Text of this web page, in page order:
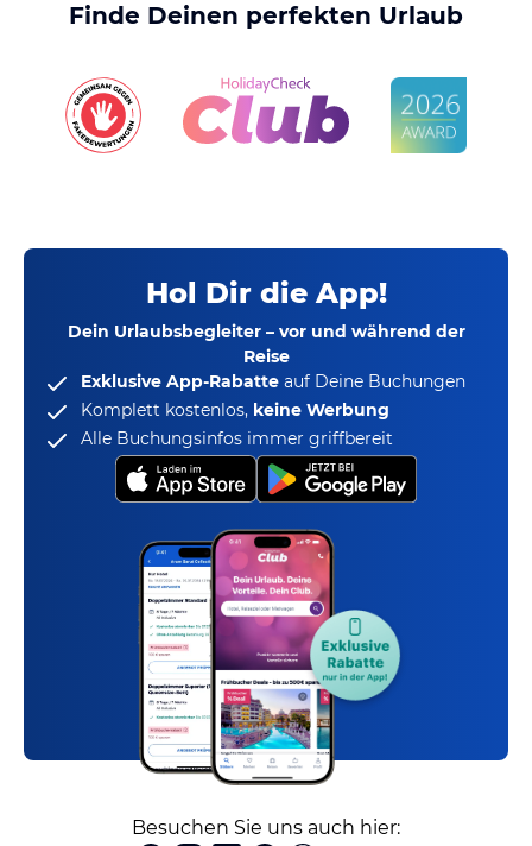
Finde Deinen perfekten Urlaub
Hol Dir die App!
Dein Urlaubsbegleiter – vor und während der
Reise
Exklusive App-Rabatte auf Deine Buchungen
Komplett kostenlos, keine Werbung
Alle Buchungsinfos immer griffbereit
Besuchen Sie uns auch hier: